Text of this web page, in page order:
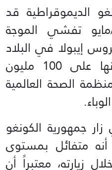
الديموقراطية قد
في 15 أيار/مايو تفشي الموجة
إيبولا في البلاد
التي يزيد عدد سكانها على 100 مليون
الصحة العالمية
جمهورية الكونغو
أنه متفائل بمستوى
زيارته، معتبراً أن